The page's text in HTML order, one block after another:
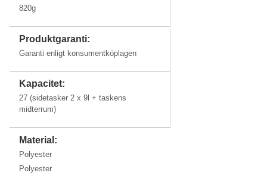
820g
Produktgaranti:
Garanti enligt konsumentköplagen
Kapacitet:
27 (sidetasker 2 x 9l + taskens
midterrum)
Material:
Polyester
Polyester